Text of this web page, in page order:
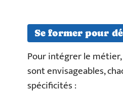
Se former pour
Pour intégrer le
sont envisageables,
spécificités :